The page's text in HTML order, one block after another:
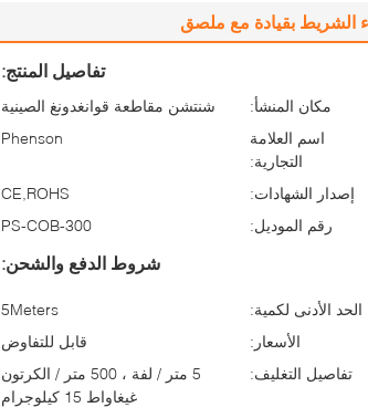
الشريط بقيادة مع ملصق
تفاصيل المنتج:
مكان المنشأ:
شنتشن مقاطعة قوانغدونغ الصينية
اسم العلامة
التجارية:
Phenson
إصدار الشهادات:
CE,ROHS
رقم الموديل:
PS-COB-300
شروط الدفع والشحن:
الحد الأدنى لكمية:
5Meters
الأسعار:
قابل للتفاوض
تفاصيل التغليف:
5 متر / لفة ، 500 متر / الكرتون
غيغاواط 15 كيلوجرام